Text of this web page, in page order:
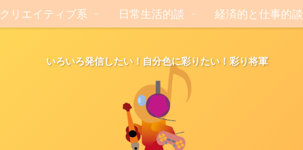
いろいろ発信したい！自分色に彩りたい！彩り将軍
クリエイティブ系 日常生活的談 経済的と仕事的談